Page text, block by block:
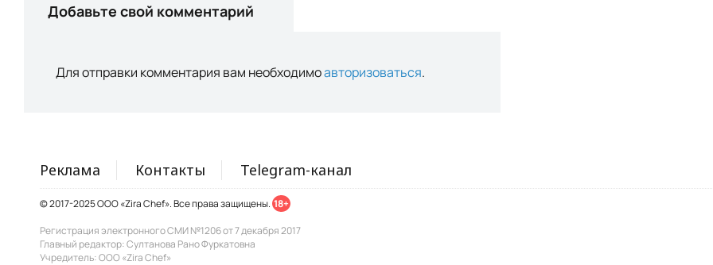
Добавьте свой комментарий
Для отправки комментария вам необходимоавторизоваться.
Реклама Контакты Telegram-канал
© 2017-2025 ООО «Zira Chef». Все права защищены. 18+
Регистрация электронного СМИ №1206 от 7 декабря 2017
Главный редактор: Султанова Рано Фуркатовна
Учредитель: ООО «Zira Chef»